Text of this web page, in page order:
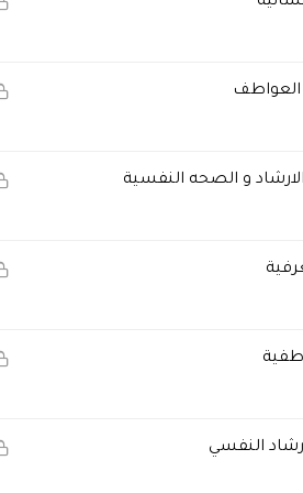
العواطف
و الصحه النفسية
النفسي